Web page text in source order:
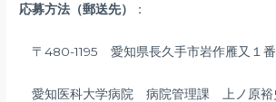
応募方法（郵送先） ：
〒480-1195 愛知県長久手市岩作雁又１番
愛知医科大学病院 病院管理課 上ノ原